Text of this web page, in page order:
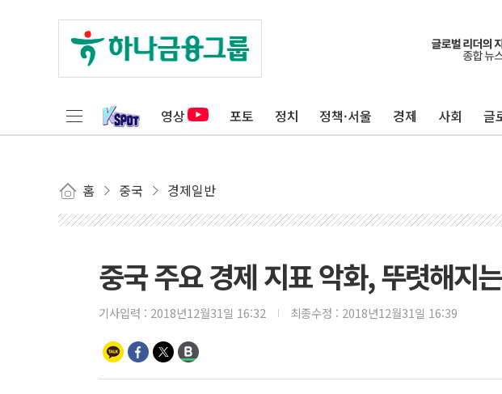
영상 포토 정치 정책·서울 경제 사회 글
홈 중국 경제일반
중국 주요 경제 지표 악화, 뚜렷해지
기사입력 : 2018년12월31일 16:32 최종수정 : 2018년12월31일 16:39